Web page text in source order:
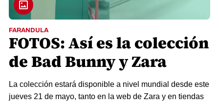
FARANDULA
FOTOS: Así es la colección
de Bad Bunny y Zara
La colección estará disponible a nivel mundial desde este
jueves 21 de mayo, tanto en la web de Zara y en tiendas